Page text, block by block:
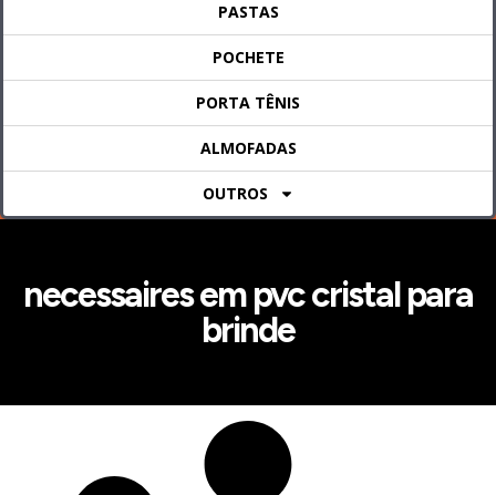
PASTAS
POCHETE
PORTA TÊNIS
ALMOFADAS
OUTROS
necessaires em pvc cristal para
brinde